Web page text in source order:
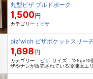
丸型ピザ プルドポーク
1,500円
カテゴリー： ピザ
piz'wich ピザポケットスリー
1,698 円
カテゴリー： ピザ サイズ：125g×10
ザやナンが販売されている冷凍庫エリ